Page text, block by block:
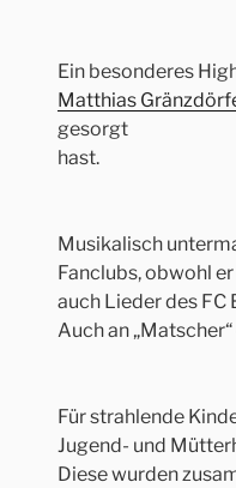
Ein besonderes
Matthias
gesorgt
hast.
Musikalisch
Fanclubs, obwohl
auch Lieder des FC
Auch an
Für strahlende
Jugend- und
Diese wurden